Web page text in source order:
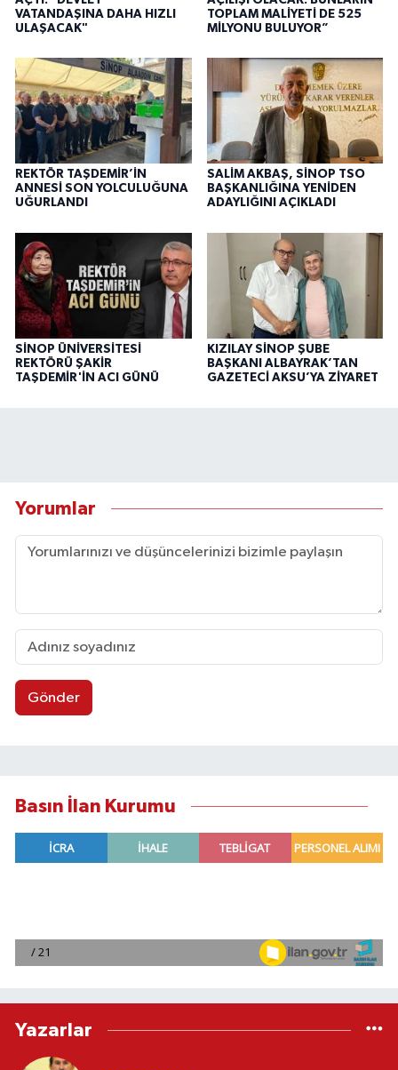
VATANDAŞINA DAHA HIZLI
ULAŞACAK"
TOPLAM MALİYETİ DE 525
MİLYONU BULUYOR”
REKTÖR TAŞDEMİR’İN
ANNESİ SON YOLCULUĞUNA
UĞURLANDI
SALİM AKBAŞ, SİNOP TSO
BAŞKANLIĞINA YENİDEN
ADAYLIĞINI AÇIKLADI
SİNOP ÜNİVERSİTESİ
REKTÖRÜ ŞAKİR
TAŞDEMİR'İN ACI GÜNÜ
KIZILAY SİNOP ŞUBE
BAŞKANI ALBAYRAK’TAN
GAZETECİ AKSU’YA ZİYARET
Yorumlar
Gönder
Basın İlan Kurumu
Yazarlar